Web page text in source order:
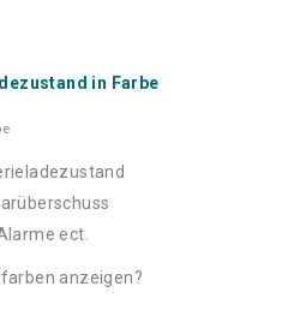
in Farbe
ect.
anzeigen?